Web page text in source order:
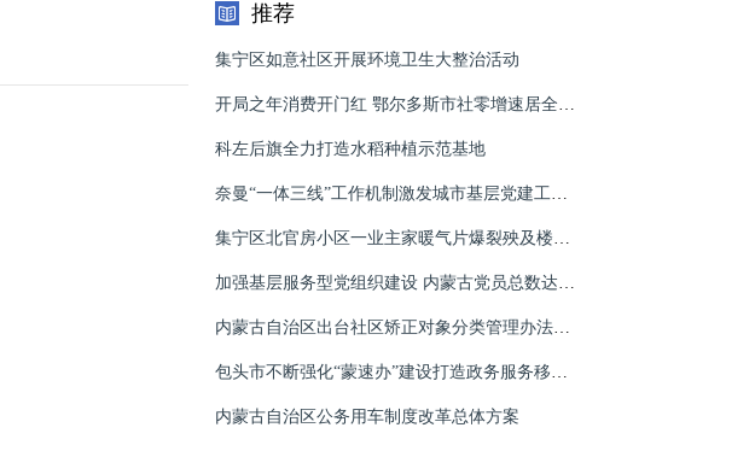
推荐
集宁区如意社区开展环境卫生大整治活动
开局之年消费开门红 鄂尔多斯市社零增速居全区第一
科左后旗全力打造水稻种植示范基地
奈曼“一体三线”工作机制激发城市基层党建工作内生动力
集宁区北官房小区一业主家暖气片爆裂殃及楼下4户
加强基层服务型党组织建设 内蒙古党员总数达到154.1万人
内蒙古自治区出台社区矫正对象分类管理办法提升社区矫正工作规范化水平
包头市不断强化“蒙速办”建设打造政务服务移动端第一品牌
内蒙古自治区公务用车制度改革总体方案